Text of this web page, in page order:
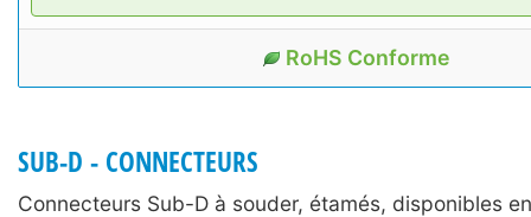
RoHS Conforme
SUB-D - CONNECTEURS
Connecteurs Sub-D à souder, étamés, disponibles